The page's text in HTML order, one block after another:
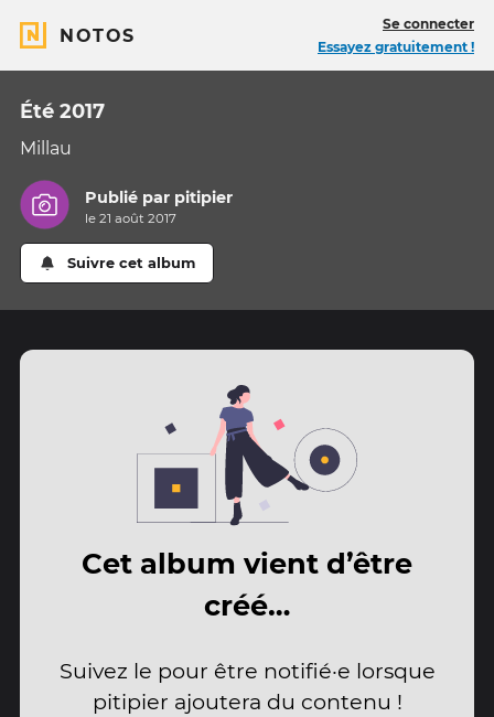
NOTOS
Se connecter
Essayez gratuitement !
Été 2017
Millau
Publié par pitipier
le 21 août 2017
Suivre cet album
Cet album vient d’être
créé…
Suivez le pour être notifié·e lorsque
pitipier ajoutera du contenu !